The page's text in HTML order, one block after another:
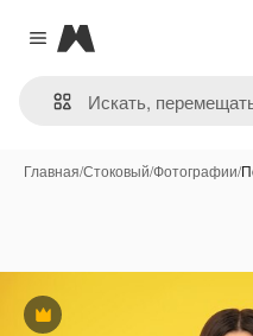
Close menu
Magnific
Главная/Стоковый/Фотографии/
Премиум